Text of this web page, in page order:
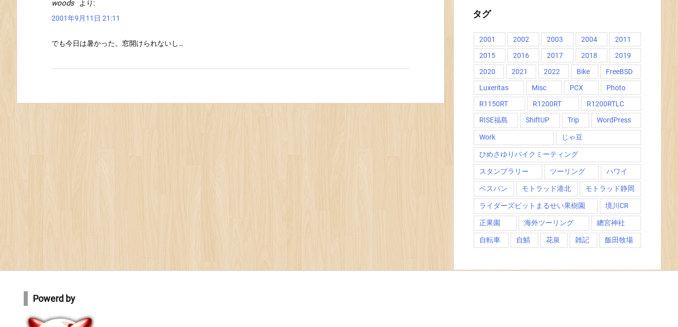
woods
より:
2001年9月11日 21:11
でも今日は暑かった。窓開けられないし…
タグ
2001 2002 2003 2004
2011
2015
2016 2017 2018
2019
2020
2021 2022 Bike
FreeBSD
Luxeritas
Misc PCX
Photo
R1150RT
R1200RT
R1200RTLC
RISE福島
ShiftUP Trip WordPress
Work じゃ豆
ひめさゆりバイクミーティング
スタンプラリー ツーリング ハワイ
ベスパン モトラッド港北 モトラッド静岡
ライダーズピットまるせい果樹園 境川CR
正果園 海外ツーリング 總宮神社
自転車 自鯖 花泉 雑記 飯田牧場
Powerd by